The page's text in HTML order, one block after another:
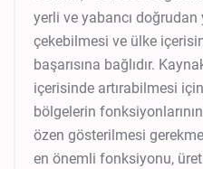
yerli ve yabancı doğrudan
çekebilmesi ve ülke
başarısına bağlıdır.
içerisinde artırabilmesi
bölgelerin
özen gösterilmesi
en önemli fonksiyonu,